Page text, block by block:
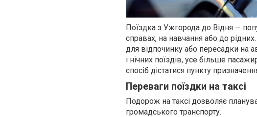
Поїздка з Ужгорода до Відня —
справах, на навчання або до
для відпочинку або пересадки на
і нічних поїздів, усе більше
спосіб дістатися пункту
Переваги поїздки на таксі
Подорож на таксі дозволяє
громадського транспорту.